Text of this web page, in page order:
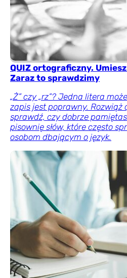
QUIZ ortograficzny.
Zaraz to sprawdzimy
„Ż” czy „rz”? Jedna litera
zapis jest poprawny. Rozwiąż
sprawdź, czy dobrze
pisownię słów, które często
osobom dbającym o język.